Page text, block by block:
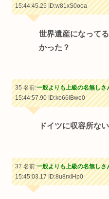
15:44:45.25ID:w81xS0ooa
世界遺産になって
かった？
35 名前:一般よりも上級の名無しさ
15:44:57.90ID:ko66lBwe0
ドイツに収容所な
37 名前:一般よりも上級の名無しさ
15:45:03.17ID:8u8rxlHp0